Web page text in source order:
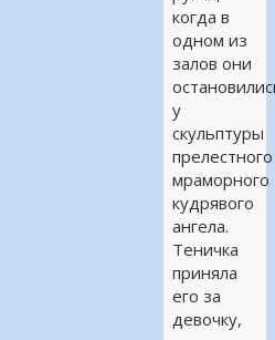
когда в
одном из
залов они
у
скульптуры
прелестного
мраморного
кудрявого
ангела.
Теничка
приняла
его за
девочку,